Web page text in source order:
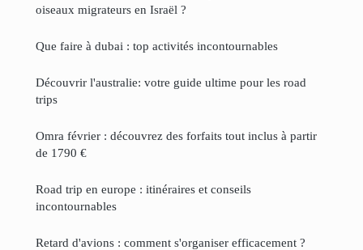
oiseaux migrateurs en Israël ?
Que faire à dubai : top activités incontournables
Découvrir l'australie: votre guide ultime pour les road
trips
Omra février : découvrez des forfaits tout inclus à partir
de 1790 €
Road trip en europe : itinéraires et conseils
incontournables
Retard d'avions : comment s'organiser efficacement ?